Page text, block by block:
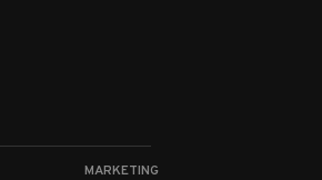
MARKETING